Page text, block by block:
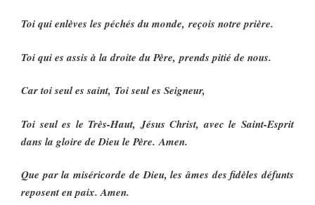
Toi qui enlèves les péchés du monde, reçois notre prière.
Toi qui es assis à la droite du Père, prends pitié de nous.
Car toi seul es saint, Toi seul es Seigneur,
Toi seul es le Très-Haut, Jésus Christ, avec le Saint-Esprit
dans la gloire de Dieu le Père. Amen.
Que par la miséricorde de Dieu, les âmes des fidèles défunts
reposent en paix. Amen.